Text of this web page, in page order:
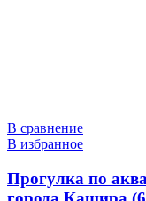
В сравнение
В избранное
Прогулка по